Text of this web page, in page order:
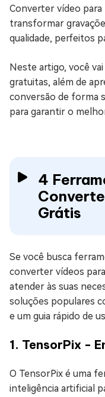
Converter vídeo para
transformar
qualidade, perfeitos
Neste artigo, você
gratuitas, além de
conversão de forma
para garantir o
4
Grátis
Se você busca
converter vídeos
atender às suas
soluções populares
e um guia rápido de
1. TensorPix -
O TensorPix é uma
inteligência artificial